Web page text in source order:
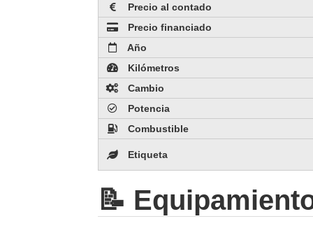
Precio al contado
Precio financiado
Año
Kilómetros
Cambio
Potencia
Combustible
Etiqueta
📝